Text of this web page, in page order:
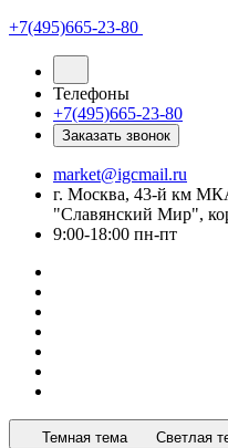
+7(495)665-23-80
Телефоны
+7(495)665-23-80
Заказать звонок
market@igcmail.ru
г. Москва, 43-й км
"Славянский Мир",
9:00-18:00 пн-пт
Темная тема Светлая